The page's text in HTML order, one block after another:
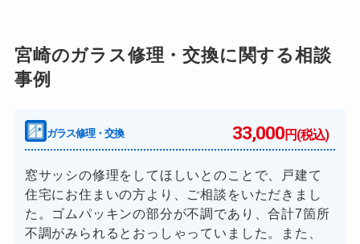
宮崎のガラス修理・交換に関する相談
事例
ガラス修理・交換 33,000円(税込)
窓サッシの修理をしてほしいとのことで、戸建て
住宅にお住まいの方より、ご相談をいただきまし
た。ゴムパッキンの部分が不調であり、合計7箇所
不調がみられるとおっしゃっていました。また、